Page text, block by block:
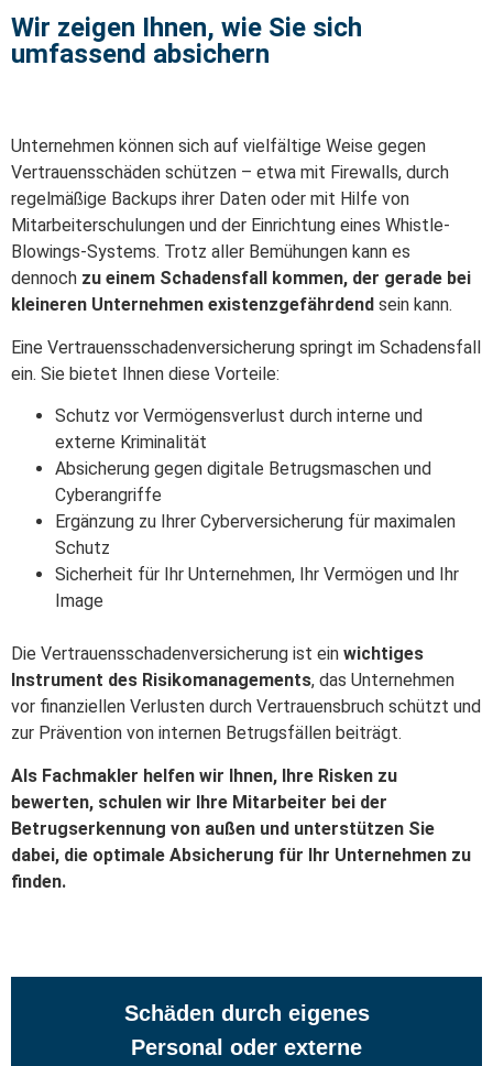
Wir zeigen Ihnen, wie Sie sich
umfassend absichern
Unternehmen können sich auf vielfältige Weise gegen
Vertrauensschäden schützen – etwa mit Firewalls, durch
regelmäßige Backups ihrer Daten oder mit Hilfe von
Mitarbeiterschulungen und der Einrichtung eines Whistle-
Blowings-Systems. Trotz aller Bemühungen kann es
dennoch zu einem Schadensfall kommen, der gerade bei
kleineren Unternehmen existenzgefährdend sein kann.
Eine Vertrauensschadenversicherung springt im Schadensfall
ein. Sie bietet Ihnen diese Vorteile:
Schutz vor Vermögensverlust durch interne und
externe Kriminalität
Absicherung gegen digitale Betrugsmaschen und
Cyberangriffe
Ergänzung zu Ihrer Cyberversicherung für maximalen
Schutz
Sicherheit für Ihr Unternehmen, Ihr Vermögen und Ihr
Image
Die Vertrauensschadenversicherung ist ein wichtiges
Instrument des Risikomanagements, das Unternehmen
vor finanziellen Verlusten durch Vertrauensbruch schützt und
zur Prävention von internen Betrugsfällen beiträgt.
Als Fachmakler helfen wir Ihnen, Ihre Risken zu
bewerten, schulen wir Ihre Mitarbeiter bei der
Betrugserkennung von außen und unterstützen Sie
dabei, die optimale Absicherung für Ihr Unternehmen zu
finden.
Schäden durch eigenes
Personal oder externe